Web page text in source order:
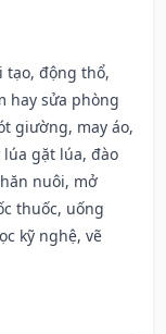
tạo, động thổ,
hay sửa phòng
giường, may áo,
lúa gặt lúa, đào
nuôi, mở
thuốc, uống
kỹ nghệ, vẽ